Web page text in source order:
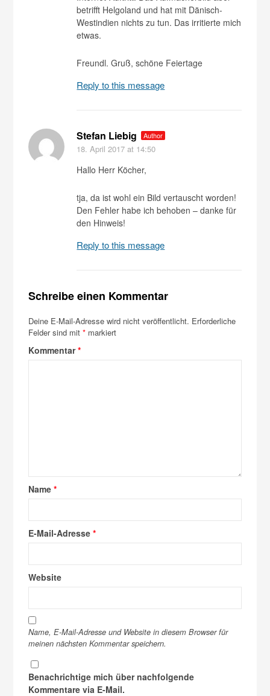
betrifft Helgoland und hat mit Dänisch-
Westindien nichts zu tun. Das irritierte mich
etwas.
Freundl. Gruß, schöne Feiertage
Reply to this message
Stefan Liebig Author
18. April 2017 at 14:50
Hallo Herr Köcher,
tja, da ist wohl ein Bild vertauscht worden!
Den Fehler habe ich behoben – danke für
den Hinweis!
Reply to this message
Schreibe einen Kommentar
Deine E-Mail-Adresse wird nicht veröffentlicht. Erforderliche
Felder sind mit* markiert
Kommentar*
Name*
E-Mail-Adresse*
Website
Name, E-Mail-Adresse und Website in diesem Browser für
meinen nächsten Kommentar speichern.
Benachrichtige mich über nachfolgende
Kommentare via E-Mail.